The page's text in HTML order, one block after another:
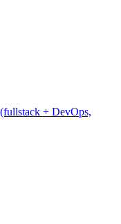
+ DevOps,